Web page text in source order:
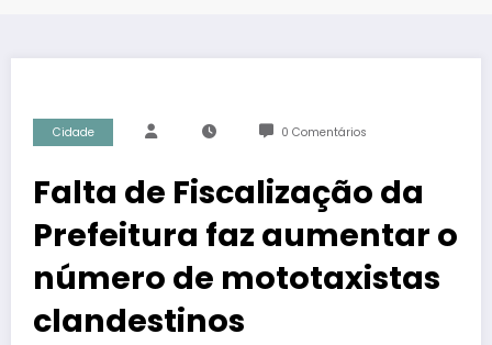
Cidade 0 Comentários
Falta de Fiscalização da
Prefeitura faz aumentar o
número de mototaxistas
clandestinos